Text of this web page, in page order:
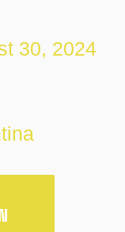
30, 2024